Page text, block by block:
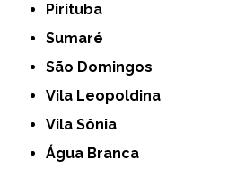
Pirituba
Sumaré
São Domingos
Vila Leopoldina
Vila Sônia
Água Branca